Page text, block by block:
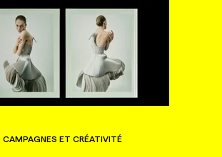
CAMPAGNES ET CRÉATIVITÉ